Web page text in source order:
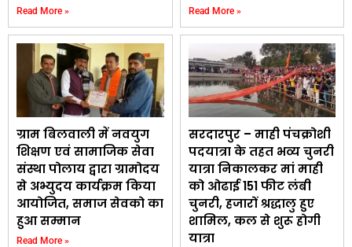
Read More » Read More »
ग्राम बिलवाली में नवयुग
शिक्षण एवं सामाजिक सेवा
संस्था पोलाय द्वारा ग्रामोदय
से अभ्युदय कार्यक्रम किया
आयोजित, समाज सेवको का
हुआ सम्मान
Read More »
सरदारपुर – माही पंचक्रोशी
पदयात्रा के तहत भव्य चुनरी
यात्रा निकालकर मां माही
को ओढाई 151 फीट लंबी
चुनरी, हजारों श्रद्धालु हुए
शामिल, कल से शुरू होगी
यात्रा